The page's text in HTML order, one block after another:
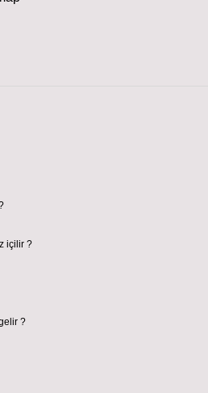
içilir ?
?